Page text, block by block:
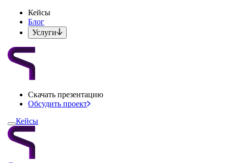
Кейсы
Блог
Услуги
Скачать презентацию
Обсудить проект
Кейсы